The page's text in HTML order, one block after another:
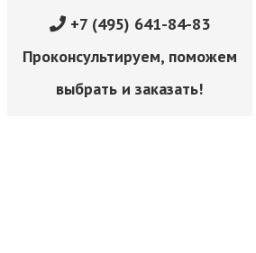
+7 (495) 641-84-83
Проконсультируем, поможем
выбрать и заказать!